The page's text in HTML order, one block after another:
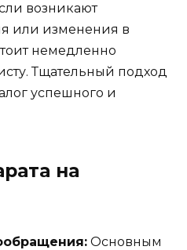
возникают
или изменения в
немедленно
Тщательный подход
успешного и
на
Основным